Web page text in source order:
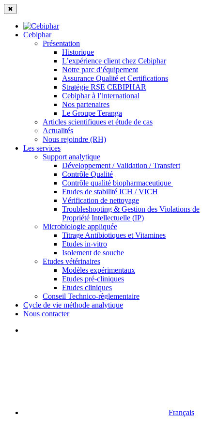
✖
Cebiphar
Présentation
Historique
L’expérience client chez Cebiphar
Notre parc d’équipement
Assurance Qualité et Certifications
Stratégie RSE CEBIPHAR
Cebiphar à l’international
Nos partenaires
Le Groupe Teranga
Articles scientifiques et étude de cas
Actualités
Nous rejoindre (RH)
Les services
Support analytique
Développement / Validation / Transfert
Contrôle Qualité
Contrôle qualité biopharmaceutique
Etudes de stabilité ICH / VICH
Vérification de nettoyage
Troubleshooting & Gestion des Violations de
Propriété Intellectuelle (IP)
Microbiologie appliquée
Titrage Antibiotiques et Vitamines
Etudes in-vitro
Isolement de souche
Etudes vétérinaires
Modèles expérimentaux
Etudes pré-cliniques
Etudes cliniques
Conseil Technico-règlementaire
Cycle de vie méthode analytique
Nous contacter
Français